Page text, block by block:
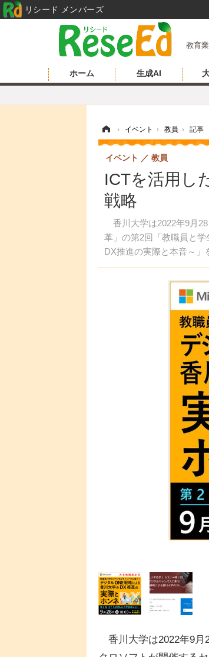
教育
ホーム 生成AI
› イベント › 教員 › 記事
ICTを活用し
戦略
香川大学は2022年9月
革」の第2回「教職員と
DX推進の実際と本音～」
イベント 教員
香川大学は2022年9月
リシード メンバーズ